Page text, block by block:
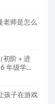
老师是怎么
初阶＋进
年级学员
孩子在游戏